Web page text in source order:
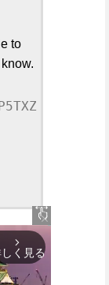
to
close
arrow_forward_ios
く見る